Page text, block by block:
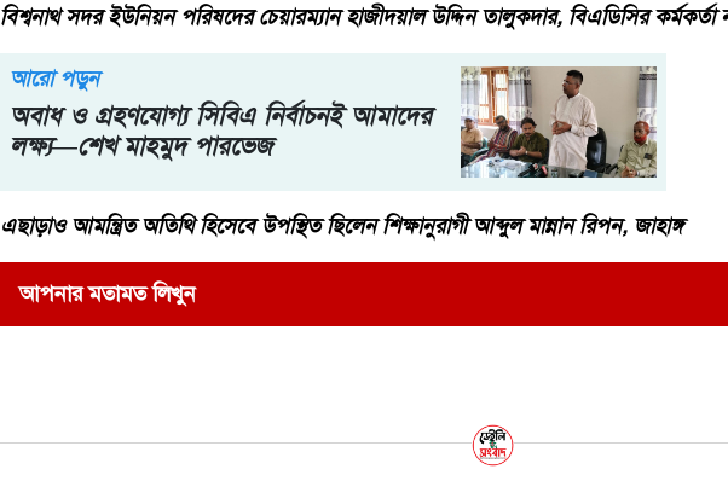
বিশ্বনাথ সদর ইউনিয়ন পরিষদের চেয়ারম্যান হাজী​দয়াল উদ্দিন তালুকদার, বিএডিসির
আরো পড়ুন
অবাধ ও গ্রহণযোগ্য সিবিএ নির্বাচনই আমাদের
লক্ষ্য—শেখ মাহমুদ পারভেজ
​এছাড়াও আমন্ত্রিত অতিথি হিসেবে উপস্থিত ছিলেন শিক্ষানুরাগী আব্দুল মান্নান রিপন, জাহাঙ্গ
আপনার মতামত লিখুন